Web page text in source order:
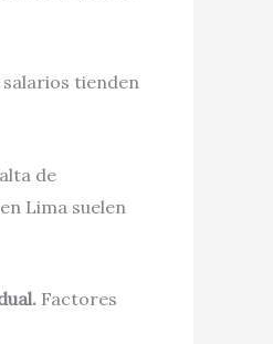
tienden
de
Lima suelen
Factores